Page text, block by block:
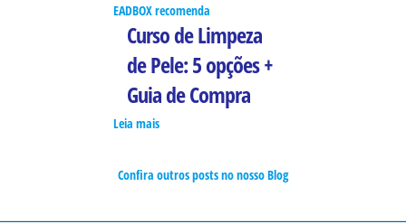
EADBOX recomenda
Curso de Limpeza
de Pele: 5 opções +
Guia de Compra
Leia mais
Confira outros posts no nosso Blog